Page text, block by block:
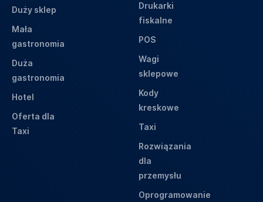
Duży sklep
Mała
gastronomia
Duża
gastronomia
Hotel
Oferta dla
Taxi
Drukarki
fiskalne
POS
Wagi
sklepowe
Kody
kreskowe
Taxi
Rozwiązania
dla
przemysłu
Oprogramowanie